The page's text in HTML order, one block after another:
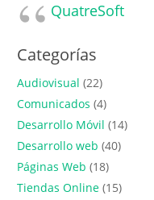
QuatreSoft
Categorías
Audiovisual (22)
Comunicados (4)
Desarrollo Móvil (14)
Desarrollo web (40)
Páginas Web (18)
Tiendas Online (15)